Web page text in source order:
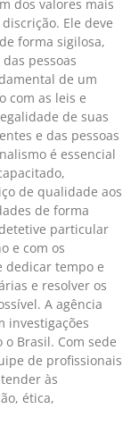
dos valores mais
Ele deve
forma sigilosa,
pessoas
de um
com as leis e
de suas
e das pessoas
é essencial
de qualidade aos
de forma
particular
e com os
dedicar tempo e
e resolver os
A agência
investigações
Brasil. Com sede
de profissionais
às
ética,